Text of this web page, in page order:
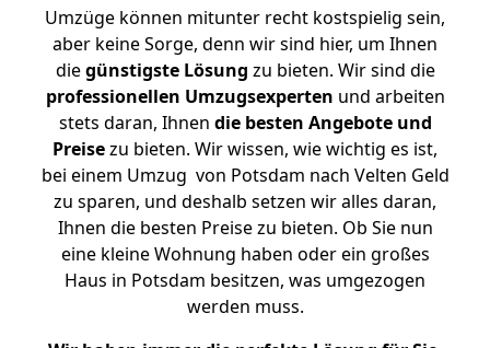
Umzüge können mitunter recht kostspielig sein,
aber keine Sorge, denn wir sind hier, um Ihnen
diegünstigste Lösung zu bieten. Wir sind die
professionellen Umzugsexperten und arbeiten
stets daran, Ihnen die besten Angebote und
Preisezu bieten. Wir wissen, wie wichtig es ist,
bei einem Umzug von Potsdam nach Velten Geld
zu sparen, und deshalb setzen wir alles daran,
Ihnen die besten Preise zu bieten. Ob Sie nun
eine kleine Wohnung haben oder ein großes
Haus in Potsdam besitzen, was umgezogen
werden muss.